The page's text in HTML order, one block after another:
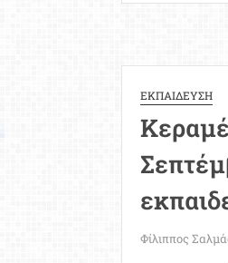
των
ΕΚΠΑΙΔΕΥΣΗ
Φίλιππος